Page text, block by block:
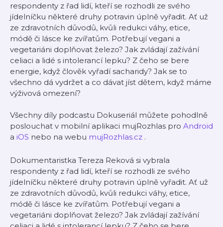
respondenty z řad lidí, kteří se rozhodli ze svého
jídelníčku některé druhy potravin úplně vyřadit. Ať už
ze zdravotních důvodů, kvůli redukci váhy, etice,
módě či lásce ke zvířatům. Potřebují vegani a
vegetariáni doplňovat železo? Jak zvládají zažívání
celiaci a lidé s intolerancí lepku? Z čeho se bere
energie, když člověk vyřadí sacharidy? Jak se to
všechno dá vydržet a co dávat jíst dětem, když máme
výživová omezení?
Všechny díly podcastu Dokuseriál můžete pohodlně
poslouchat v mobilní aplikaci mujRozhlas pro Android
a iOS nebo na webu mujRozhlas.cz .
Dokumentaristka Tereza Reková si vybrala
respondenty z řad lidí, kteří se rozhodli ze svého
jídelníčku některé druhy potravin úplně vyřadit. Ať už
ze zdravotních důvodů, kvůli redukci váhy, etice,
módě či lásce ke zvířatům. Potřebují vegani a
vegetariáni doplňovat železo? Jak zvládají zažívání